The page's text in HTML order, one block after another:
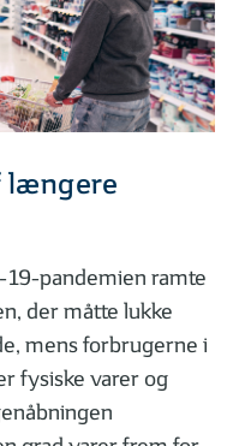
længere
19-pandemien ramte
der måtte lukke
mens forbrugerne i
fysiske varer og